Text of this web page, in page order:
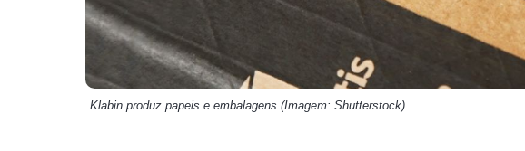
Klabin produz papeis e embalagens (Imagem: Shutterstock)